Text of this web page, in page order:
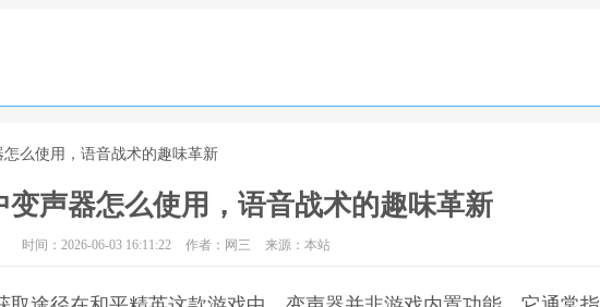
么使用，语音战术的趣味革新
变声器怎么使用，语音战术的趣味革新
时间：2026-06-03 16:11:22 作者：网三 来源：本站